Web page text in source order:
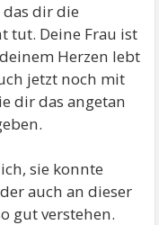
das dir die
tut. Deine Frau ist
Herzen lebt
jetzt noch mit
dir das angetan
sie konnte
auch an dieser
gut verstehen.